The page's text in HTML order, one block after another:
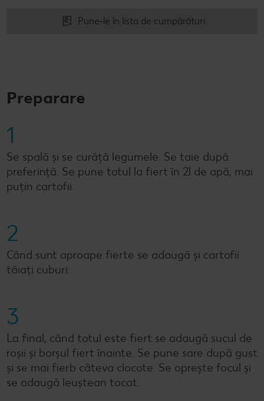
Pune-le în lista de cumpărături
Preparare
1
Se spală și se curăță legumele. Se taie după
preferință. Se pune totul la fiert în 2l de apă, mai
puțin cartofii.
2
Când sunt aproape fierte se adaugă și cartofii
tăiați cuburi.
3
La final, când totul este fiert se adaugă sucul de
roșii și borșul fiert înainte. Se pune sare după gust
și se mai fierb câteva clocote. Se oprește focul și
se adaugă leuștean tocat.